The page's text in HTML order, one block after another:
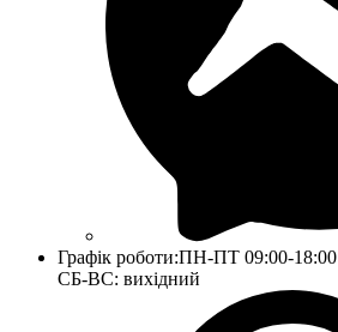
Графік роботи:ПН-ПТ 09:00-18:00
СБ-ВС: вихідний